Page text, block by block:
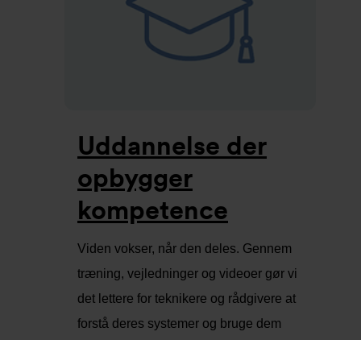
Uddannelse der
opbygger
kompetence
Viden vokser, når den deles. Gennem
træning, vejledninger og videoer gør vi
det lettere for teknikere og rådgivere at
forstå deres systemer og bruge dem